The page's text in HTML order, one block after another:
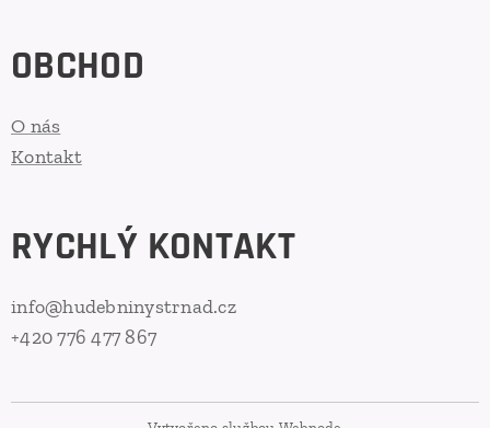
OBCHOD
O nás
Kontakt
RYCHLÝ KONTAKT
info@hudebninystrnad.cz
+420 776 477 867